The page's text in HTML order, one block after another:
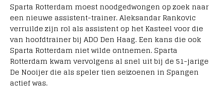
Sparta Rotterdam moest noodgedwongen op zoek naar
een nieuwe assistent-trainer. Aleksandar Rankovic
verruilde zijn rol als assistent op het Kasteel voor die
van hoofdtrainer bij ADO Den Haag. Een kans die ook
Sparta Rotterdam niet wilde ontnemen. Sparta
Rotterdam kwam vervolgens al snel uit bij de 51-jarige
De Nooijer die als speler tien seizoenen in Spangen
actief was.